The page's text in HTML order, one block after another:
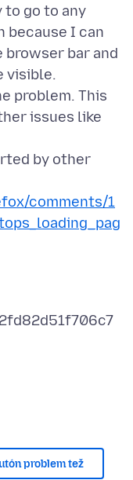
to go to any
because I can
bar and
visible.
problem. This
issues like
by other
comments/1
problem tež